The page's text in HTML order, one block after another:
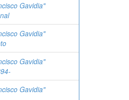
Gavidia"
Gavidia"
Gavidia"
Gavidia"